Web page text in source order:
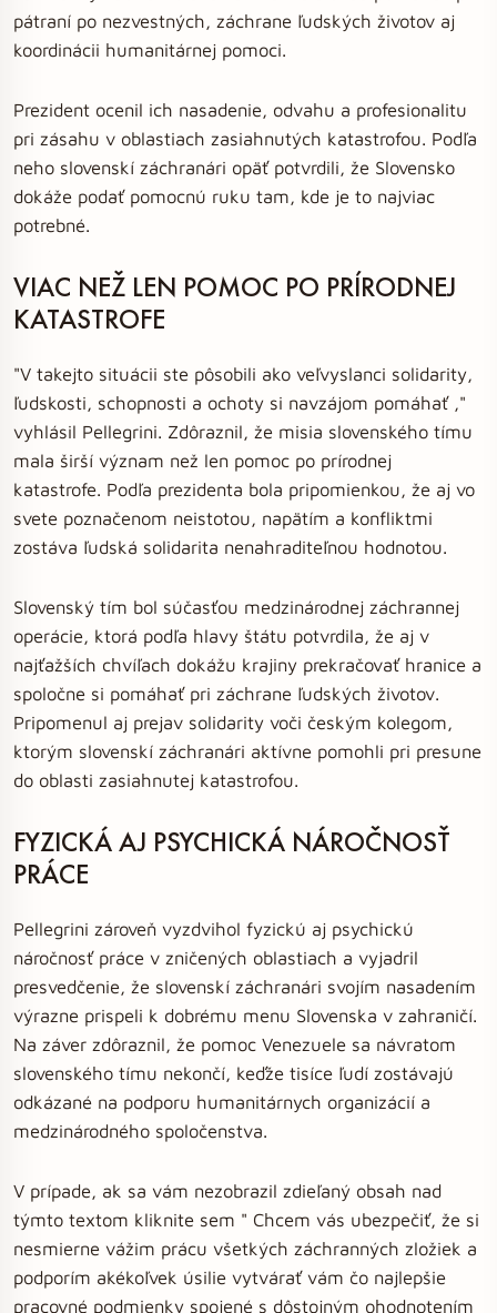
pátraní po nezvestných, záchrane ľudských životov aj
koordinácii humanitárnej pomoci.
Prezident ocenil ich nasadenie, odvahu a profesionalitu
pri zásahu v oblastiach zasiahnutých katastrofou. Podľa
neho slovenskí záchranári opäť potvrdili, že Slovensko
dokáže podať pomocnú ruku tam, kde je to najviac
potrebné.
VIAC NEŽ LEN POMOC PO PRÍRODNEJ
KATASTROFE
"V takejto situácii ste pôsobili ako veľvyslanci solidarity,
ľudskosti, schopnosti a ochoty si navzájom pomáhať ,"
vyhlásil Pellegrini. Zdôraznil, že misia slovenského tímu
mala širší význam než len pomoc po prírodnej
katastrofe. Podľa prezidenta bola pripomienkou, že aj vo
svete poznačenom neistotou, napätím a konfliktmi
zostáva ľudská solidarita nenahraditeľnou hodnotou.
Slovenský tím bol súčasťou medzinárodnej záchrannej
operácie, ktorá podľa hlavy štátu potvrdila, že aj v
najťažších chvíľach dokážu krajiny prekračovať hranice a
spoločne si pomáhať pri záchrane ľudských životov.
Pripomenul aj prejav solidarity voči českým kolegom,
ktorým slovenskí záchranári aktívne pomohli pri presune
do oblasti zasiahnutej katastrofou.
FYZICKÁ AJ PSYCHICKÁ NÁROČNOSŤ
PRÁCE
Pellegrini zároveň vyzdvihol fyzickú aj psychickú
náročnosť práce v zničených oblastiach a vyjadril
presvedčenie, že slovenskí záchranári svojím nasadením
výrazne prispeli k dobrému menu Slovenska v zahraničí.
Na záver zdôraznil, že pomoc Venezuele sa návratom
slovenského tímu nekončí, keďže tisíce ľudí zostávajú
odkázané na podporu humanitárnych organizácií a
medzinárodného spoločenstva.
V prípade, ak sa vám nezobrazil zdieľaný obsah nad
týmto textom kliknite sem " Chcem vás ubezpečiť, že si
nesmierne vážim prácu všetkých záchranných zložiek a
podporím akékoľvek úsilie vytvárať vám čo najlepšie
pracovné podmienky spojené s dôstojným ohodnotením